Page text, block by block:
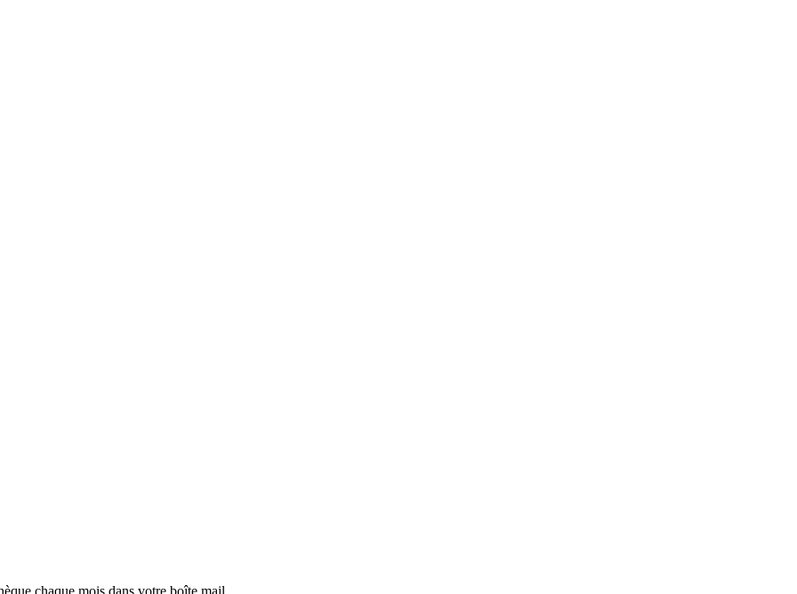
chaque mois dans votre boîte mail.